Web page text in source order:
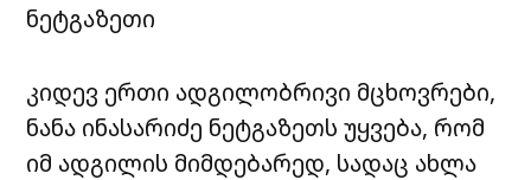
ნეტგაზეთი
კიდევ ერთი ადგილობრივი მცხოვრები,
ნანა ინასარიძე ნეტგაზეთს უყვება, რომ
იმ ადგილის მიმდებარედ, სადაც ახლა